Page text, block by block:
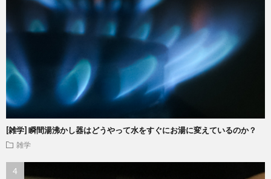
[雑学] 瞬間湯沸かし器はどうやって水をすぐにお湯に変えているのか？
雑学